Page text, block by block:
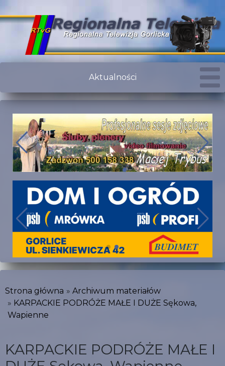
Aktualności
Strona główna
Archiwum materiałów
KARPACKIE PODRÓŻE MAŁE I DUŻE Sękowa,
Wapienne
KARPACKIE PODRÓŻE MAŁE I